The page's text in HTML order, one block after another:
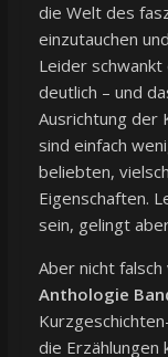
die Welt des
einzutauchen
Leider
deutlich – und
Ausrichtung der
sind einfach
beliebten,
Eigenschaften.
sein, gelingt
Aber nicht
Anthologie
die Erzählungen